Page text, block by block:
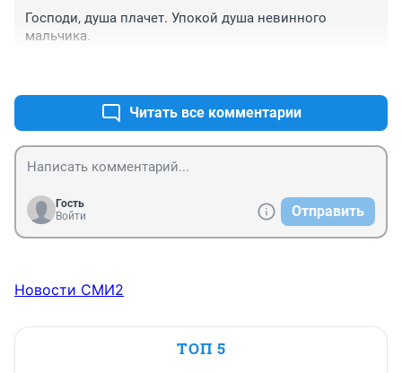
Господи, душа плачет. Упокой душа невинного
мальчика.
Читать все комментарии
Гость
Войти
Отправить
Новости СМИ2
ТОП 5